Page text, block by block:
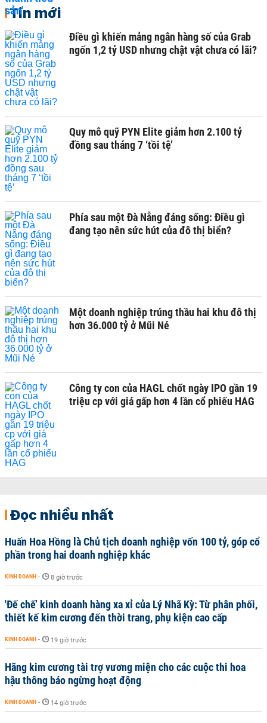
Tin mới
Điều gì khiến mảng ngân hàng số của Grab
ngốn 1,2 tỷ USD nhưng chật vật chưa có lãi?
Quy mô quỹ PYN Elite giảm hơn 2.100 tỷ
đồng sau tháng 7 ‘tồi tệ’
Phía sau một Đà Nẵng đáng sống: Điều gì
đang tạo nên sức hút của đô thị biển?
Một doanh nghiệp trúng thầu hai khu đô thị
hơn 36.000 tỷ ở Mũi Né
Công ty con của HAGL chốt ngày IPO gần 19
triệu cp với giá gấp hơn 4 lần cổ phiếu HAG
Đọc nhiều nhất
Huấn Hoa Hồng là Chủ tịch doanh nghiệp vốn 100 tỷ, góp cổ
phần trong hai doanh nghiệp khác
KINH DOANH - 8 giờ trước
'Đế chế’ kinh doanh hàng xa xỉ của Lý Nhã Kỳ: Từ phân phối,
thiết kế kim cương đến thời trang, phụ kiện cao cấp
KINH DOANH - 19 giờ trước
Hãng kim cương tài trợ vương miện cho các cuộc thi hoa
hậu thông báo ngừng hoạt động
KINH DOANH - 14 giờ trước